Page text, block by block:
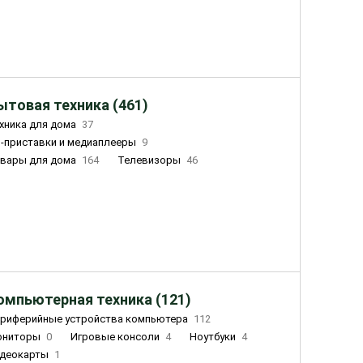
техника (461)
для дома 37
приставки и медиаплееры
9
для дома 164 Телевизоры 46
техника (121)
устройства компьютера 112
0 Игровые консоли 4 Ноутбуки 4
1